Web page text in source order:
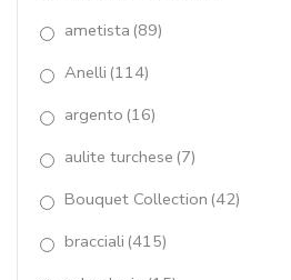
Lapislazzulo
Le Meline(17)
magic stones
malachite(2)
MOONLIGHT(42)
News(16)
ametista (89)
Anelli (114)
argento (16)
aulite turchese (7)
Bouquet Collection (42)
bracciali (415)